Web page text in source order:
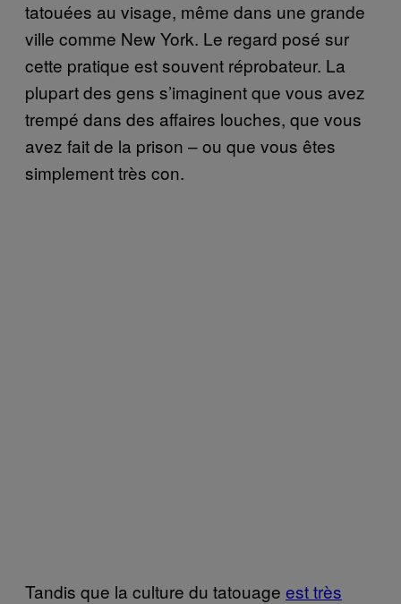
tatouées au visage, même dans une grande
ville comme New York. Le regard posé sur
cette pratique est souvent réprobateur. La
plupart des gens s’imaginent que vous avez
trempé dans des affaires louches, que vous
avez fait de la prison – ou que vous êtes
simplement très con.
Tandis que la culture du tatouage est très